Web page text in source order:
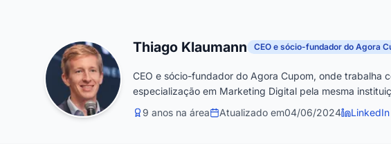
Thiago Klaumann CEO e sócio-fundador do Agora
CEO e sócio-fundador do Agora Cupom, onde trabalha
especialização em Marketing Digital pela mesma
9 anos na área
Atualizado em04/06/2024 LinkedIn